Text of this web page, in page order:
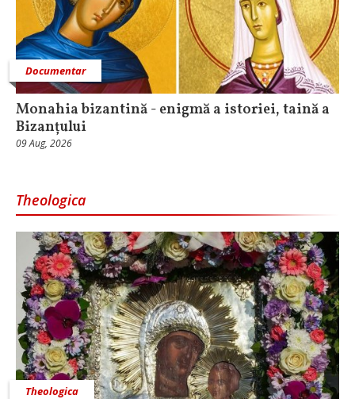
Documentar
Monahia bizantină - enigmă a istoriei, taină a
Bizanțului
09 Aug, 2026
Theologica
Theologica